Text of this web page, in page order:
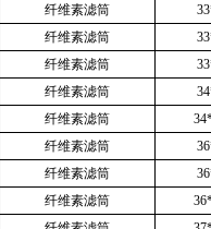
纤维素滤筒
纤维素滤筒
纤维素滤筒
纤维素滤筒
纤维素滤筒
纤维素滤筒
纤维素滤筒
纤维素滤筒